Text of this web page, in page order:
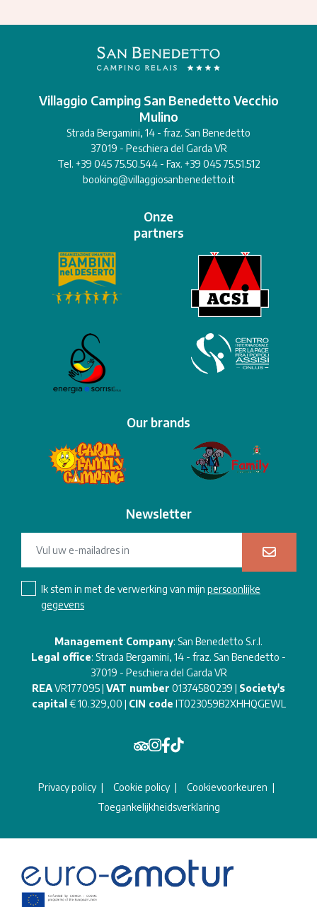
Villaggio Camping San Benedetto Vecchio
Mulino
Strada Bergamini, 14 - fraz. San Benedetto
37019 - Peschiera del Garda VR
Tel. +39 045 75.50.544 - Fax. +39 045 75.51.512
booking@villaggiosanbenedetto.it
Onze
partners
Our brands
Newsletter
Ik stem in met de verwerking van mijn persoonlijke
gegevens
Management Company: San Benedetto S.r.l.
Legal office: Strada Bergamini, 14 - fraz. San Benedetto -
37019 - Peschiera del Garda VR
REAVR177095 | VAT number 01374580239 | Society's
capital € 10.329,00 | CIN code IT023059B2XHHQGEWL
Privacy policy Cookie policy
Cookievoorkeuren
Toegankelijkheidsverklaring